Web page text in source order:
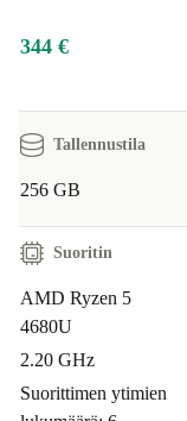
344 €
Tallennustila
256 GB
Suoritin
AMD Ryzen 5
4680U
2.20 GHz
Suorittimen ytimien